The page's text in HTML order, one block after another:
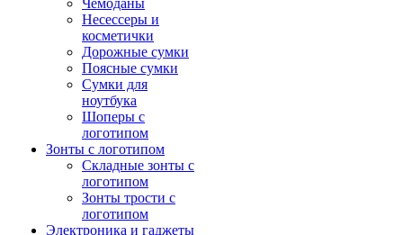
Чемоданы
Несессеры и
косметички
Дорожные сумки
Поясные сумки
Сумки для
ноутбука
Шоперы с
логотипом
Зонты с логотипом
Складные зонты с
логотипом
Зонты трости с
логотипом
Электроника и гаджеты